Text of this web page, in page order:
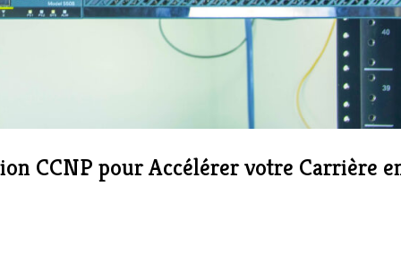
CCNP pour Accélérer votre Carrière